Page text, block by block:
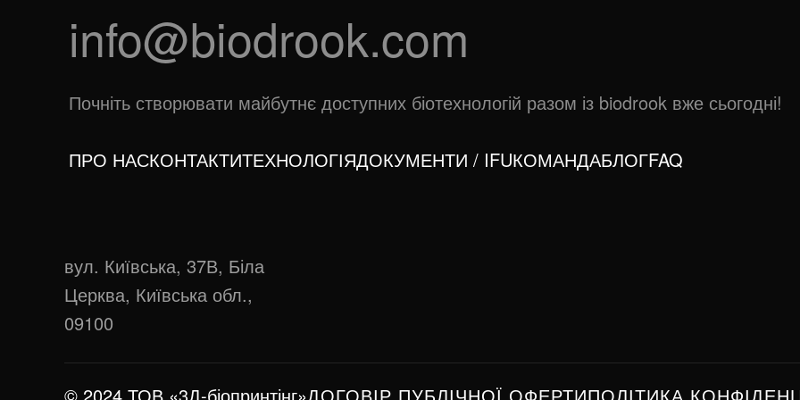
info@biodrook.com
Почніть створювати майбутнє доступних біотехнологій разом із biodrook вже сьогодні!
ПРО НАСКОНТАКТИТЕХНОЛОГІЯДОКУМЕНТИ / IFUКОМАНДАБЛОГFAQ
вул. Київська, 37В, Біла
Церква, Київська обл.,
09100